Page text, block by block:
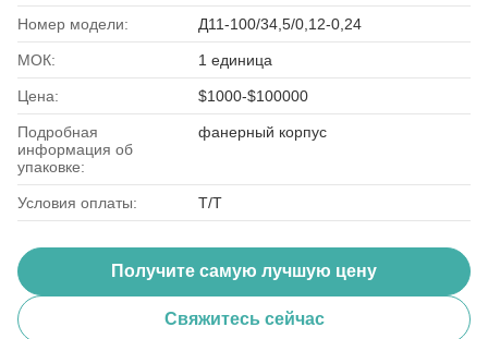
Номер модели: Д11-100/34,5/0,12-0,24
МОК: 1 единица
Цена: $1000-$100000
Подробная
информация об
упаковке:
фанерный корпус
Условия оплаты: Т/Т
Получите самую лучшую цену
Свяжитесь сейчас